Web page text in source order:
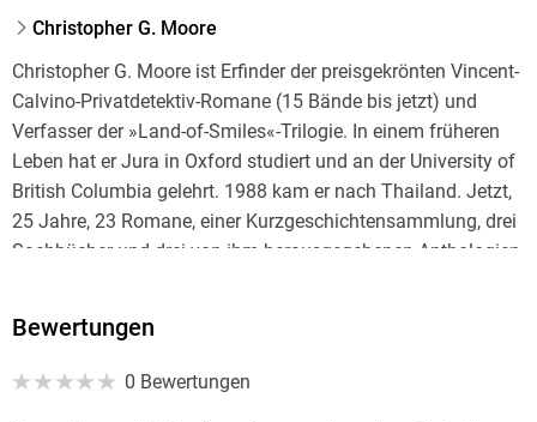
Christopher G. Moore
Christopher G. Moore ist Erfinder der preisgekrönten Vincent-
Calvino-Privatdetektiv-Romane (15 Bände bis jetzt) und
Verfasser der »Land-of-Smiles«-Trilogie. In einem früheren
Leben hat er Jura in Oxford studiert und an der University of
British Columbia gelehrt. 1988 kam er nach Thailand. Jetzt,
25 Jahre, 23 Romane, einer Kurzgeschichtensammlung, drei
Sachbücher und drei von ihm herausgegebenen Anthologien
Bewertungen
0 Bewertungen